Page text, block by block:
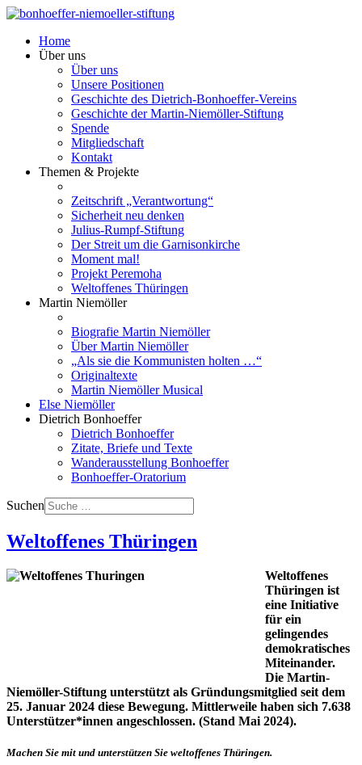
Home
Über uns
Über uns
Unsere Positionen
Geschichte des Dietrich-Bonhoeffer-Vereins
Geschichte der Martin-Niemöller-Stiftung
Spende
Mitgliedschaft
Kontakt
Themen & Projekte
Zeitschrift „Verantwortung“
Sicherheit neu denken
Julius-Rumpf-Stiftung
Der Streit um die Garnisonkirche
Moment mal!
Projekt Peremoha
Weltoffenes Thüringen
Martin Niemöller
Biografie Martin Niemöller
Über Martin Niemöller
„Als sie die Kommunisten holten …“
Originaltexte
Martin Niemöller Musical
Else Niemöller
Dietrich Bonhoeffer
Dietrich Bonhoeffer
Zitate, Briefe und Texte
Wanderausstellung Bonhoeffer
Bonhoeffer-Oratorium
Suchen
Weltoffenes Thüringen
Weltoffenes
Thüringen ist
eine Initiative
für ein
gelingendes
demokratisches
Miteinander.
Die Martin-
Niemöller-Stiftung unterstützt als Gründungsmitglied seit dem
25. Januar 2024 diese Bewegung. Mittlerweile haben sich 7.638
Unterstützer*innen angeschlossen. (Stand Mai 2024).
Machen Sie mit und unterstützen Sie weltoffenes Thüringen.